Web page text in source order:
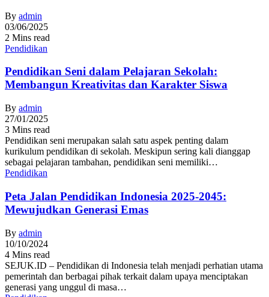
By admin
03/06/2025
2 Mins read
Pendidikan
Pendidikan Seni dalam Pelajaran Sekolah:
Membangun Kreativitas dan Karakter Siswa
By admin
27/01/2025
3 Mins read
Pendidikan seni merupakan salah satu aspek penting dalam
kurikulum pendidikan di sekolah. Meskipun sering kali dianggap
sebagai pelajaran tambahan, pendidikan seni memiliki…
Pendidikan
Peta Jalan Pendidikan Indonesia 2025-2045:
Mewujudkan Generasi Emas
By admin
10/10/2024
4 Mins read
SEJUK.ID – Pendidikan di Indonesia telah menjadi perhatian utama
pemerintah dan berbagai pihak terkait dalam upaya menciptakan
generasi yang unggul di masa…